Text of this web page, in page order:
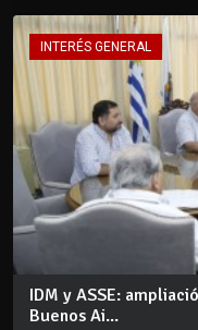
INTERÉS GENERAL
IDM y ASSE:
Buenos Ai...